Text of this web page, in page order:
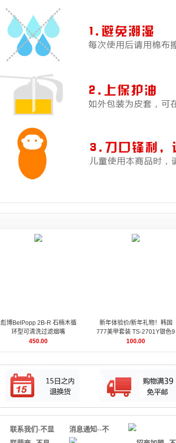
彪博BelPopp 2B-R 石楠木循
环型可清洗过滤烟嘴
450.00
新年体验价/新年礼物！韩国
777美甲套装 TS-2701Y银色9
件套 指甲刀套装/美甲工具
100.00
联系我们-不显
消息通知--不